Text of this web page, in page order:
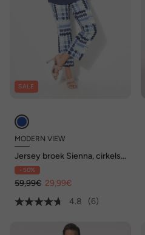
SALE
MODERN VIEW
Jersey broek Sienna, cirkels,
smalle pijpen, elastische
tailleband
- 50%
59,99€ 29,99€
4.8
(6)